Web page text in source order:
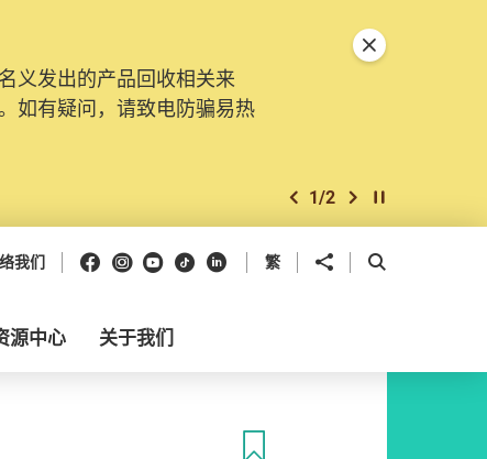
义发出的产品回收相关来
如有疑问，请致电防骗易热
上一个
1/2 下一个开始/暂停幻灯
关闭特別通告
我们 Facebook
Instagram
Youtube
抖音领英 繁 分享到 开启搜寻框
源中心 关于我们